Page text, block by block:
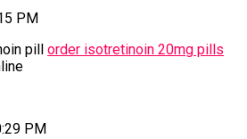
PM
pill order isotretinoin 20mg pills
PM